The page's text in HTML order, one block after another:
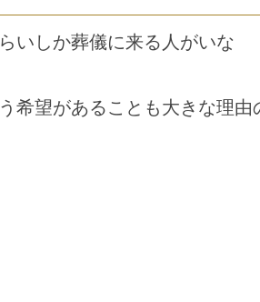
いしか葬儀に来る人がいな
希望があることも大きな理由